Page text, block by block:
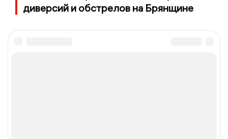
диверсий и обстрелов на Брянщине